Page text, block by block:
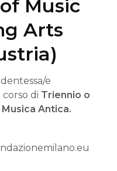
Music
Arts
e
di Triennio o
Antica.